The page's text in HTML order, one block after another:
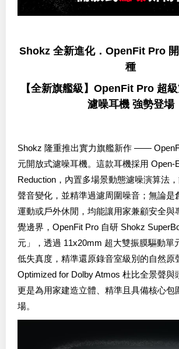
Shokz 全新進化．OpenFit Pro
種
【全新旗艦級】OpenFit Pro 超
濾噪耳機 強勢登場
Shokz 隆重推出實力旗艦新作 ——
元開放式濾噪耳機。這款耳機採用 Open-
Reduction，內置多場景動態濾噪演算法
聲音變化，並精準過濾周圍噪音；無論是
運動或戶外休閒，均能讓用家兼顧安全與
覺邊界，OpenFit Pro 自研 Shokz
元」，透過 11x20mm 超大雙振膜驅動單
低失真度，精準還原錄音室級別的自然原
Optimized for Dolby Atmos 杜比全景聲與
更是為用家建造立體、精準且具備核心包
場。